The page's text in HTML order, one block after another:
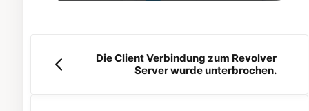
Die Client Verbindung zum Revolver
Server wurde unterbrochen.